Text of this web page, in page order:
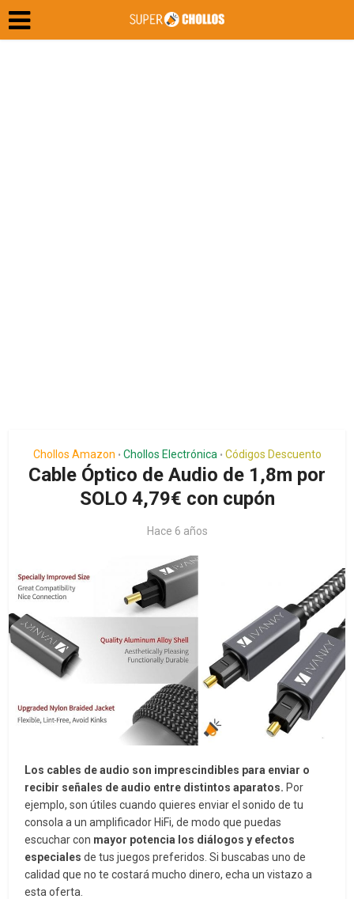
Chollos Amazon • Chollos Electrónica • Códigos Descuento
Cable Óptico de Audio de 1,8m por
SOLO 4,79€ con cupón
Hace 6 años
Los cables de audio son imprescindibles para enviar o
recibir señales de audio entre distintos aparatos.Por
ejemplo, son útiles cuando quieres enviar el sonido de tu
consola a un amplificador HiFi, de modo que puedas
escuchar con mayor potencia los diálogos y efectos
especialesde tus juegos preferidos. Si buscabas uno de
calidad que no te costará mucho dinero, echa un vistazo a
esta oferta.